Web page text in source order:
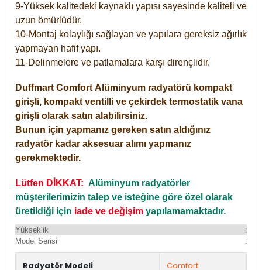
9-Yüksek kalitedeki kaynaklı yapısı sayesinde kaliteli ve
uzun ömürlüdür.
10-Montaj kolaylığı sağlayan ve yapılara gereksiz ağırlık
yapmayan hafif yapı.
11-Delinmelere ve patlamalara karşı dirençlidir.
Duffmart Comfort Alüminyum radyatörü kompakt
girişli, kompakt ventilli ve çekirdek termostatik vana
girişli olarak satın alabilirsiniz.
Bunun için yapmanız gereken satın aldığınız
radyatör kadar aksesuar alımı yapmanız
gerekmektedir.
Lütfen DİKKAT: Alüminyum radyatörler
müşterilerimizin talep ve isteğine göre özel olarak
üretildiği için iade ve değişim yapılamamaktadır.
Yükseklik :
Model Serisi
:
Radyatör Modeli Comfort